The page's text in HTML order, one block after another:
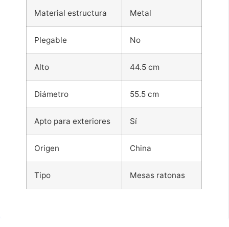
Material estructura Metal
Plegable No
Alto 44.5 cm
Diámetro 55.5 cm
Apto para exteriores Sí
Origen China
Tipo Mesas ratonas